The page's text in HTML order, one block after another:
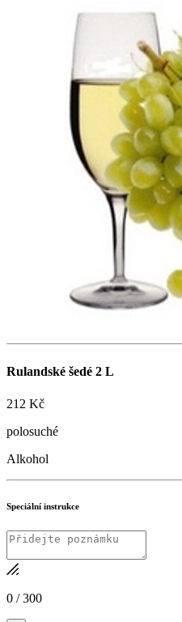
Miroslava Hájka
Fajn Pizza &
 +420 727
Sledujte nás na sítích!
Rulandské šedé 2 L
212 Kč
polosuché
Alkohol
Speciální instrukce
0 /300